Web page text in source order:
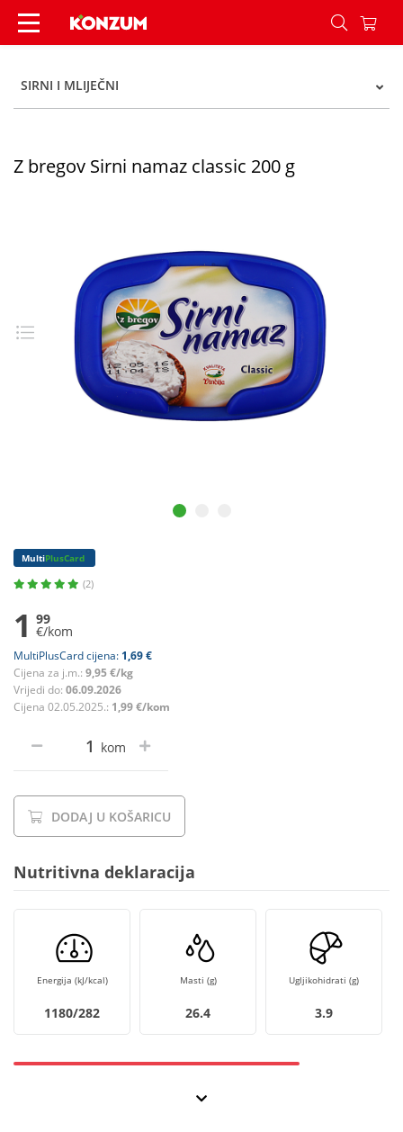
Z bregov Sirni namaz classic 200 g - Konzum
SIRNI I MLIJEČNI
Z bregov Sirni namaz classic 200 g
MultiPlusCard
(2)
1 99
€/kom
MultiPlusCard cijena: 1,69 €
Cijena za j.m.: 9,95 €/kg
Vrijedi do: 06.09.2026
Cijena 02.05.2025.: 1,99 €/kom
kom
DODAJ U KOŠARICU
Nutritivna deklaracija
Energija (kJ/kcal)
1180/282
Masti (g)
26.4
Ugljikohidrati (g)
3.9